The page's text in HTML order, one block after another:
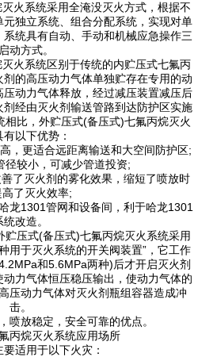
系统采用全淹没灭火方式，根据不
独立系统、组合分配系统，实现对单
统具有自动、手动和机械应急操作三
动方式。
系统区别于传统的内贮压式七氟丙
的高压动力气体单独贮存在专用的动
动力气体释放，经过减压装置减压后
经由灭火剂输送管路到达防护区实施
比，外贮压式(备压式)七氟丙烷灭火
有以下优势：
更适合远距离输送和大空间防护区;
较小，可减少管道投资;
灭火剂的雾化效果，缩短了喷放时
高了灭火效率;
1301管网和设备间，利于哈龙1301
统改造。
压式(备压式)七氟丙烷灭火系统采用
于灭火系统的开关阀装置”，它工作
和5.6MPa两种)后才开启灭火剂
力气体恒压稳压输出，使动力气体的
压动力气体对灭火剂瓶组容器造成冲
击。
放稳定，安全可靠的优点。
烷灭火系统应用场所
适用于以下火灾：